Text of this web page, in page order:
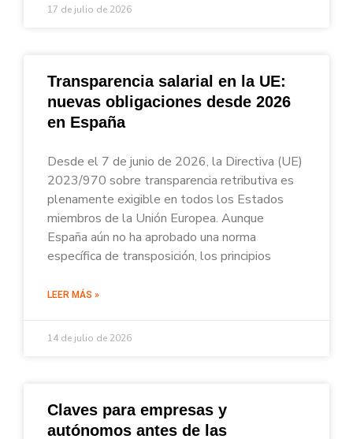
17 de julio de 2026
Transparencia salarial en la UE:
nuevas obligaciones desde 2026
en España
Desde el 7 de junio de 2026, la Directiva (UE)
2023/970 sobre transparencia retributiva es
plenamente exigible en todos los Estados
miembros de la Unión Europea. Aunque
España aún no ha aprobado una norma
específica de transposición, los principios
LEER MÁS »
14 de julio de 2026
Claves para empresas y
autónomos antes de las